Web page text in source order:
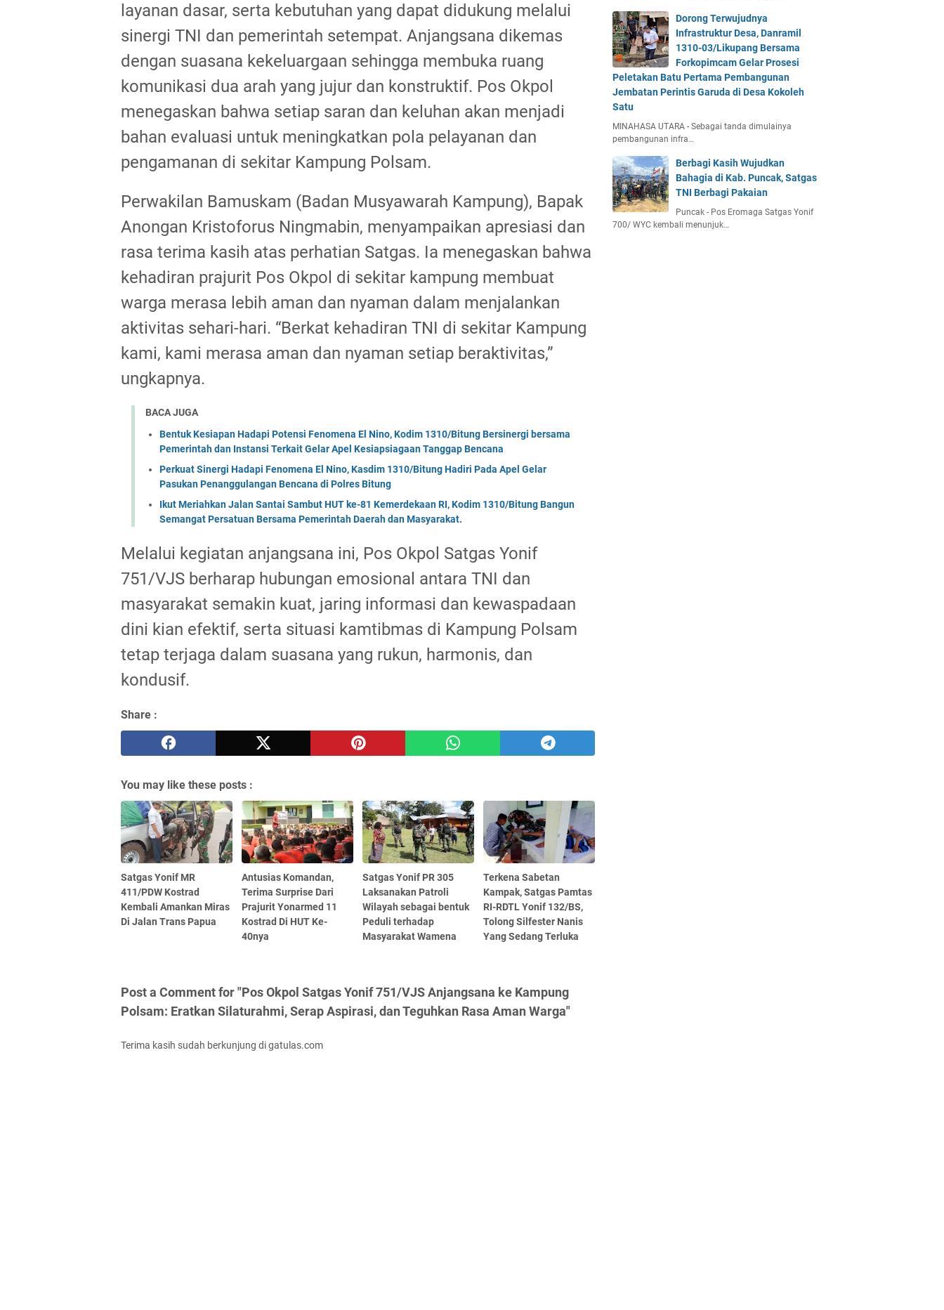
layanan dasar, serta kebutuhan yang dapat didukung melalui
sinergi TNI dan pemerintah setempat. Anjangsana dikemas
dengan suasana kekeluargaan sehingga membuka ruang
komunikasi dua arah yang jujur dan konstruktif. Pos Okpol
menegaskan bahwa setiap saran dan keluhan akan menjadi
bahan evaluasi untuk meningkatkan pola pelayanan dan
pengamanan di sekitar Kampung Polsam.
Perwakilan Bamuskam (Badan Musyawarah Kampung), Bapak
Anongan Kristoforus Ningmabin, menyampaikan apresiasi dan
rasa terima kasih atas perhatian Satgas. Ia menegaskan bahwa
kehadiran prajurit Pos Okpol di sekitar kampung membuat
warga merasa lebih aman dan nyaman dalam menjalankan
aktivitas sehari-hari. “Berkat kehadiran TNI di sekitar Kampung
kami, kami merasa aman dan nyaman setiap beraktivitas,”
ungkapnya.
BACA JUGA
Bentuk Kesiapan Hadapi Potensi Fenomena El Nino, Kodim 1310/Bitung Bersinergi bersama
Pemerintah dan Instansi Terkait Gelar Apel Kesiapsiagaan Tanggap Bencana
Perkuat Sinergi Hadapi Fenomena El Nino, Kasdim 1310/Bitung Hadiri Pada Apel Gelar
Pasukan Penanggulangan Bencana di Polres Bitung
Ikut Meriahkan Jalan Santai Sambut HUT ke-81 Kemerdekaan RI, Kodim 1310/Bitung Bangun
Semangat Persatuan Bersama Pemerintah Daerah dan Masyarakat.
Melalui kegiatan anjangsana ini, Pos Okpol Satgas Yonif
751/VJS berharap hubungan emosional antara TNI dan
masyarakat semakin kuat, jaring informasi dan kewaspadaan
dini kian efektif, serta situasi kamtibmas di Kampung Polsam
tetap terjaga dalam suasana yang rukun, harmonis, dan
kondusif.
Share :
You may like these posts :
Satgas Yonif MR
411/PDW Kostrad
Kembali Amankan Miras
Di Jalan Trans Papua
Antusias Komandan,
Terima Surprise Dari
Prajurit Yonarmed 11
Kostrad Di HUT Ke-
40nya
Satgas Yonif PR 305
Laksanakan Patroli
Wilayah sebagai bentuk
Peduli terhadap
Masyarakat Wamena
Terkena Sabetan
Kampak, Satgas Pamtas
RI-RDTL Yonif 132/BS,
Tolong Silfester Nanis
Yang Sedang Terluka
Post a Comment for "Pos Okpol Satgas Yonif 751/VJS Anjangsana ke Kampung
Polsam: Eratkan Silaturahmi, Serap Aspirasi, dan Teguhkan Rasa Aman Warga"
Terima kasih sudah berkunjung di gatulas.com
Dorong Terwujudnya
Infrastruktur Desa, Danramil
1310-03/Likupang Bersama
Forkopimcam Gelar Prosesi
Peletakan Batu Pertama Pembangunan
Jembatan Perintis Garuda di Desa Kokoleh
Satu
MINAHASA UTARA - Sebagai tanda dimulainya
pembangunan infra…
Berbagi Kasih Wujudkan
Bahagia di Kab. Puncak, Satgas
TNI Berbagi Pakaian
Puncak - Pos Eromaga Satgas Yonif
700/ WYC kembali menunjuk…